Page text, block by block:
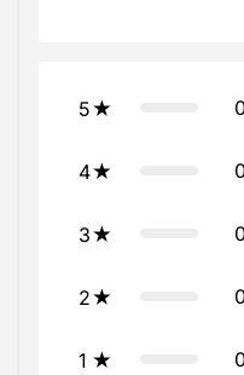
5
4
3
2
1